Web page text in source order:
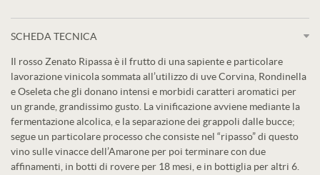
SCHEDA TECNICA
Il rosso Zenato Ripassa è il frutto di una sapiente e particolare
lavorazione vinicola sommata all’utilizzo di uve Corvina, Rondinella
e Oseleta che gli donano intensi e morbidi caratteri aromatici per
un grande, grandissimo gusto. La vinificazione avviene mediante la
fermentazione alcolica, e la separazione dei grappoli dalle bucce;
segue un particolare processo che consiste nel “ripasso” di questo
vino sulle vinacce dell’Amarone per poi terminare con due
affinamenti, in botti di rovere per 18 mesi, e in bottiglia per altri 6.